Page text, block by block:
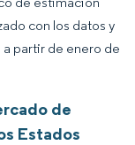
con los datos y
partir de enero de
de
Estados